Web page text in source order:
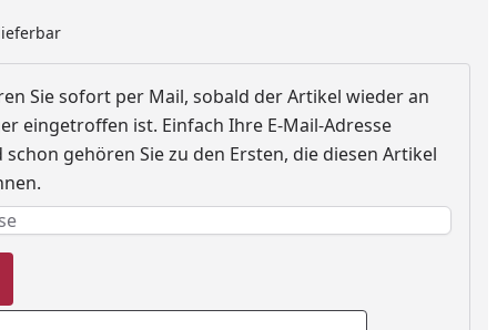
Sie sofort per Mail, sobald der Artikel wieder an
eingetroffen ist. Einfach Ihre E-Mail-Adresse
gehören Sie zu den Ersten, die diesen Artikel
erforderlich